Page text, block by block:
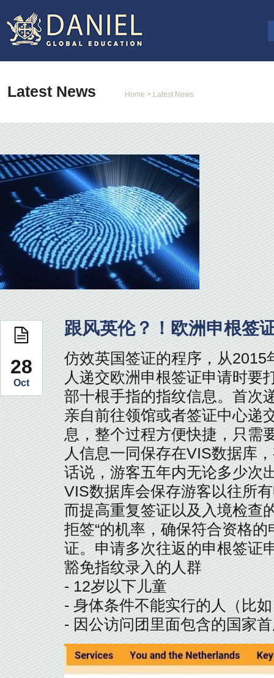
Latest News Home > Latest News
28
Oct
跟风英伦？！欧洲申根签
仿效英国签证的程序，从2015
人递交欧洲申根签证申请时要
部十根手指的指纹信息。首次
亲自前往领馆或者签证中心递
息，整个过程方便快捷，只需
人信息一同保存在VIS数据库
话说，游客五年内无论多少次
VIS数据库会保存游客以往所
而提高重复签证以及入境检查
拒签“的机率，确保符合资格
证。申请多次往返的申根签证
豁免指纹录入的人群
- 12岁以下儿童
- 身体条件不能实行的人（比
- 因公访问团里面包含的国家